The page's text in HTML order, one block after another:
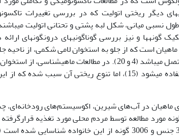
دیگر ریختی اتولیت که در بررسی تغییرات
است که از جلو به استخوان لامی شکمی، از ناحیه
بوسیله عضلات به کمربند سینه‌ای متصل می­باشد (4 و 20). در
و بررسی فاکتور­های رشد ماهی استفاده می­شود (15)، اما تنوع
ماهیان در آب‌های شیرین، اکوسیستم‌های
مورد مطالعه توسط مردم محلی مورد تغذیه